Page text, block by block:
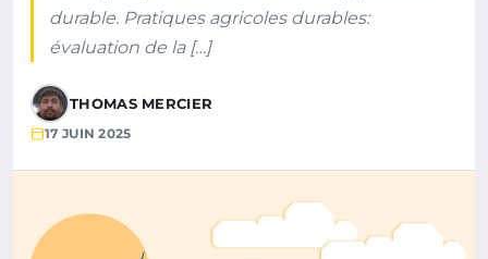
durable. Pratiques agricoles durables:
évaluation de la […]
THOMAS MERCIER
17 JUIN 2025